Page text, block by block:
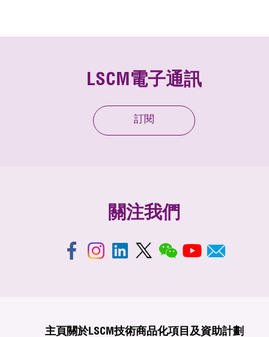
LSCM電子通訊
訂閱
關注我們
主頁 關於LSCM技術商品化項目及資助計劃